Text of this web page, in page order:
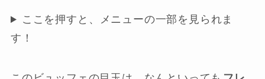
ここを押すと、メニューの一部を見られま
す！